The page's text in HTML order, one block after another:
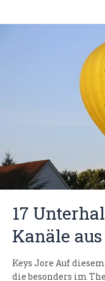
17
Kanäle
Keys Jore Auf
die besonders im